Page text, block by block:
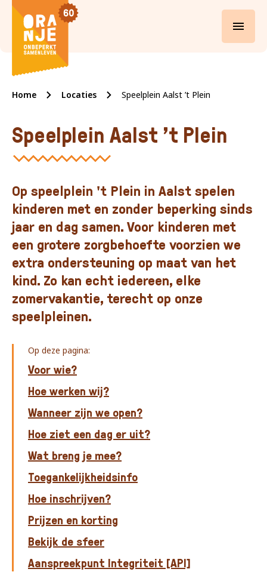
Ga verder naar de hoofdinhoud.
Home Locaties Speelplein Aalst ’t Plein
Speelplein Aalst ’t Plein
Op speelplein 't Plein in Aalst spelen
kinderen met en zonder beperking sinds
jaar en dag samen. Voor kinderen met
een grotere zorgbehoefte voorzien we
extra ondersteuning op maat van het
kind. Zo kan echt iedereen, elke
zomervakantie, terecht op onze
speelpleinen.
Op deze pagina:
Voor wie?
Hoe werken wij?
Wanneer zijn we open?
Hoe ziet een dag er uit?
Wat breng je mee?
Toegankelijkheidsinfo
Hoe inschrijven?
Prijzen en korting
Bekijk de sfeer
Aanspreekpunt Integriteit [API]